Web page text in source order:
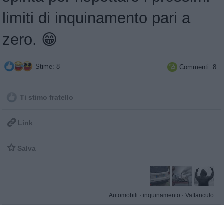
limiti di inquinamento pari a
zero. 😁
Stime: 8  Commenti: 8
Ti stimo fratello
 Link
 Salva
Automobili · inquinamento · Vaffanculo